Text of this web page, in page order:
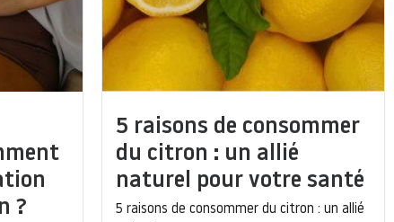
?
5 raisons de consommer
du citron : un allié
naturel pour votre santé
5 raisons de consommer du citron : un allié